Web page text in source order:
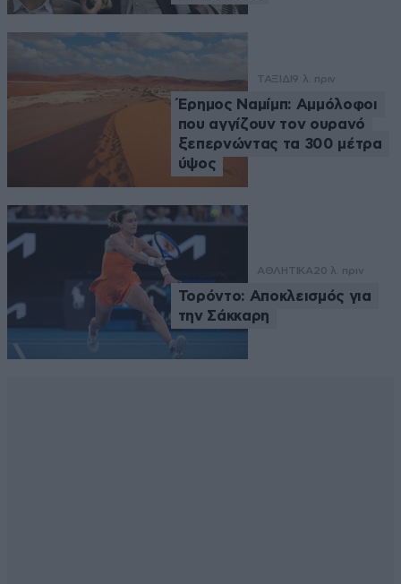
ΤΑΞΙΔΙ9 λ. πριν
Έρημος Ναμίμπ: Αμμόλοφοι
που αγγίζουν τον ουρανό
ξεπερνώντας τα 300 μέτρα
ύψος
ΑΘΛΗΤΙΚΑ20 λ. πριν
Τορόντο: Αποκλεισμός για
την Σάκκαρη